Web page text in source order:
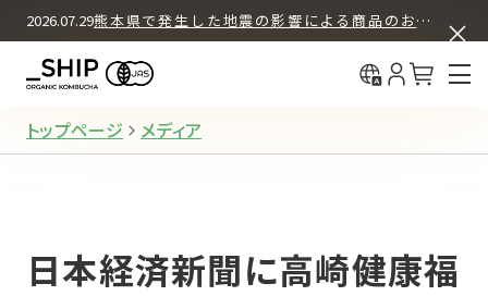
2026.07.29 熊本県で発生した地震の影響による商品のお届けについて
12本セット
12本セット
4本セット
What's KOMBUCHA
How We Brew
About _SHIP
COLUMN
BUY & DRINK
中国（简体
中國（繁體
トップページ メディア
日本経済新聞に高崎健康福